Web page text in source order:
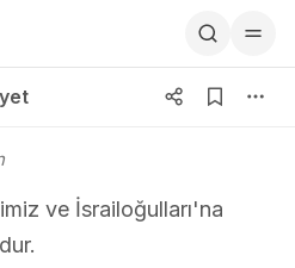
ve İsrailoğulları'na